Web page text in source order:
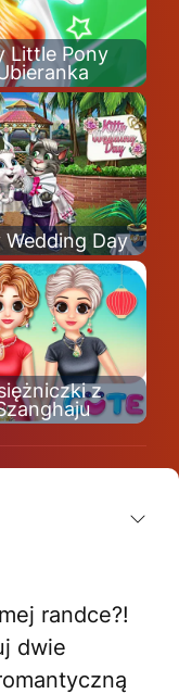
Little Pony
Day
z
randce?!
dwie